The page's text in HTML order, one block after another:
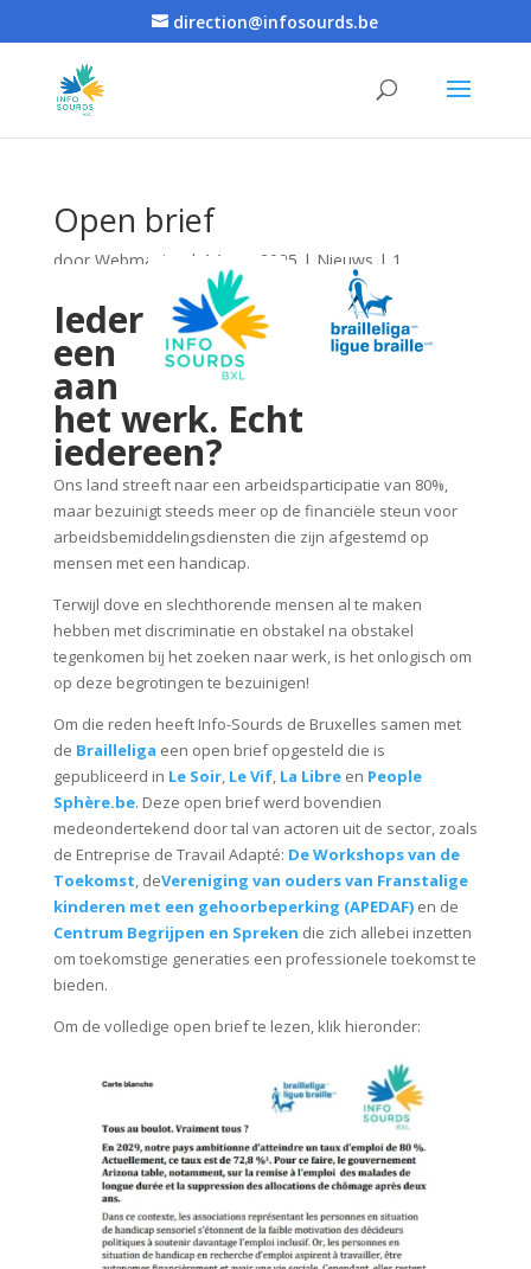
direction@infosourds.be
Open brief
door Webmaster | 14 nov 2025 | Nieuws | 1
Ieder
een
aan
het werk. Echt
iedereen?
Ons land streeft naar een arbeidsparticipatie van 80%,
maar bezuinigt steeds meer op de financiële steun voor
arbeidsbemiddelingsdiensten die zijn afgestemd op
mensen met een handicap.
Terwijl dove en slechthorende mensen al te maken
hebben met discriminatie en obstakel na obstakel
tegenkomen bij het zoeken naar werk, is het onlogisch om
op deze begrotingen te bezuinigen!
Om die reden heeft Info-Sourds de Bruxelles samen met
de Brailleliga een open brief opgesteld die is
gepubliceerd in Le Soir, Le Vif, La Libreen People
Sphère.be. Deze open brief werd bovendien
medeondertekend door tal van actoren uit de sector, zoals
de Entreprise de Travail Adapté: De Workshops van de
Toekomst, deVereniging van ouders van Franstalige
kinderen met een gehoorbeperking (APEDAF)en de
Centrum Begrijpen en Spreken die zich allebei inzetten
om toekomstige generaties een professionele toekomst te
bieden.
Om de volledige open brief te lezen, klik hieronder: